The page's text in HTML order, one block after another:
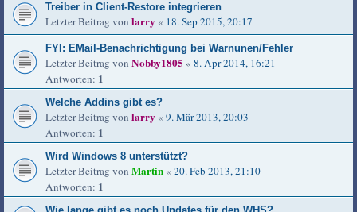
Treiber in Client-Restore integrieren
Letzter Beitrag von larry « 18. Sep 2015, 20:17
FYI: EMail-Benachrichtigung bei Warnunen/Fehler
Letzter Beitrag von Nobby1805 « 8. Apr 2014, 16:21
Antworten: 1
Welche Addins gibt es?
Letzter Beitrag von larry « 9. Mär 2013, 20:03
Antworten: 1
Wird Windows 8 unterstützt?
Letzter Beitrag von Martin « 20. Feb 2013, 21:10
Antworten: 1